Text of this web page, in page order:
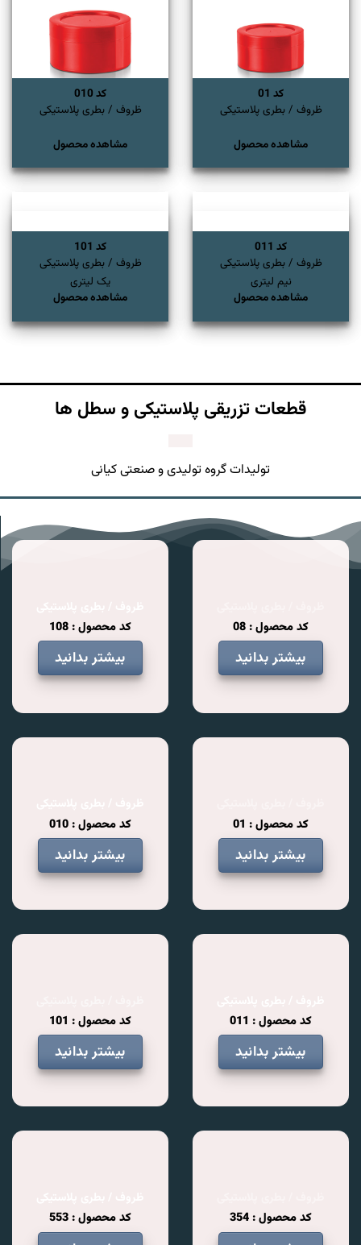
کد 01
ظروف / بطری پلاستیکی
مشاهده محصول
کد 010
ظروف / بطری پلاستیکی
مشاهده محصول
کد 011
ظروف / بطری پلاستیکی
نیم لیتری
مشاهده محصول
کد 101
ظروف / بطری پلاستیکی
یک لیتری
مشاهده محصول
قطعات تزریقی پلاستیکی و سطل ها
تولیدات گروه تولیدی و صنعتی کیانی
کد محصول : 08
بیشتر بدانید
کد محصول : 108
بیشتر بدانید
کد محصول : 01
بیشتر بدانید
کد محصول : 010
بیشتر بدانید
کد محصول : 011
بیشتر بدانید
کد محصول : 101
بیشتر بدانید
کد محصول : 354
کد محصول : 553